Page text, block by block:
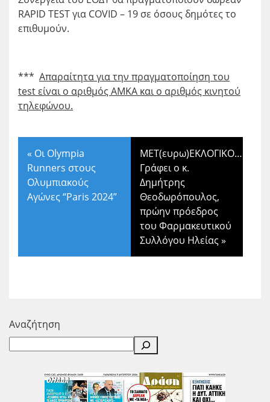
RAPID TEST για COVID – 19 σε όσους δημότες το
επιθυμούν.
*** Απαραίτητα για την πραγματοποίηση του
test είναι ο αριθμός ΑΜΚΑ και ο αριθμός κινητού
τηλεφώνου.
« Οι Olympia
Runners στους
Ολυμπιακούς
Αγώνες “Paris 2024”
ΜΕΤ(ευρω)ΕΚΛΟΓΙΚΟ….
Γράφει ο κ.
Δημήτρης
Θεοδωρόπουλος,
πρώην πρόεδρος
του Φαρμακευτικού
Συλλόγου Ηλείας»
Αναζήτηση